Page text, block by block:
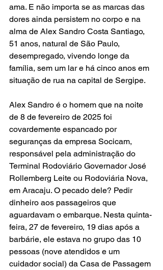
ama. E não importa se as marcas das
dores ainda persistem no corpo e na
alma de Alex Sandro Costa Santiago,
51 anos, natural de São Paulo,
desempregado, vivendo longe da
família, sem um lar e há cinco anos em
situação de rua na capital de Sergipe.
Alex Sandro é o homem que na noite
de 8 de fevereiro de 2025 foi
covardemente espancado por
seguranças da empresa Socicam,
responsável pela administração do
Terminal Rodoviário Governador José
Rollemberg Leite ou Rodoviária Nova,
em Aracaju. O pecado dele? Pedir
dinheiro aos passageiros que
aguardavam o embarque. Nesta quinta-
feira, 27 de fevereiro, 19 dias após a
barbárie, ele estava no grupo das 10
pessoas (nove atendidos e um
cuidador social) da Casa de Passagem